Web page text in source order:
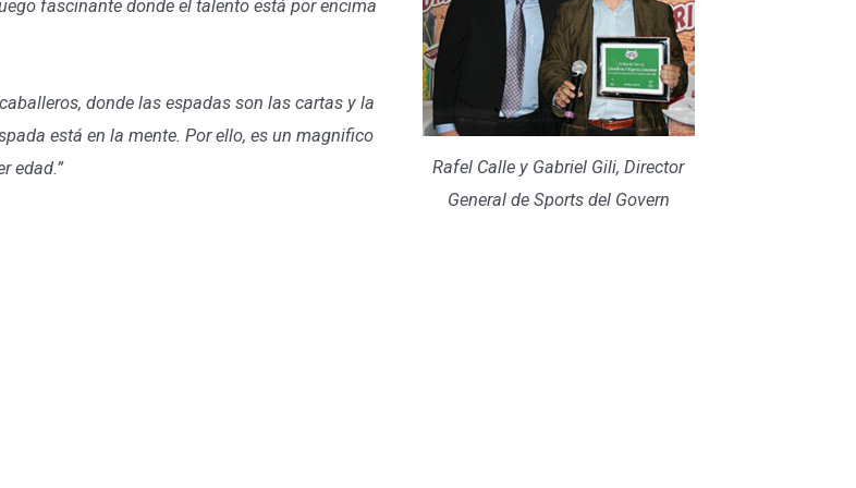
Rafel Calle y Gabriel Gili, Director
General de Sports del Govern
fascinante donde el talento está por encima
donde las espadas son las cartas y la
está en la mente. Por ello, es un magnifico
edad.”